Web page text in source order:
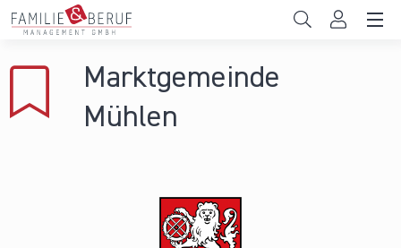
Direkt zum Inhalt
Gemeinden
Marktgemeinde
Mühlen